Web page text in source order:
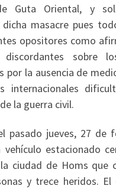
Guta Oriental, y
masacre pues
opositores como
discordantes sobre
por la ausencia de
internacionales
la guerra civil.
pasado jueves, 27 de
vehículo estacionado
ciudad de Homs que
y trece heridos. El